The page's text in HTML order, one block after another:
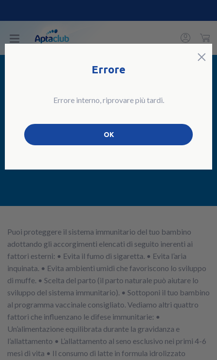
Come prevenire le
allergie e rafforzare il
Puoi proteggere il sistema immunitario del tuo bambino
adottando gli accorgimenti elencati di seguito inerenti ai
fattori esterni: • Evita il fumo di sigaretta. • Evita l’aria
inquinata. • Evita ambienti umidi che favoriscono lo sviluppo
di muffe. • Scelta del parto (il parto naturale può aiutare lo
sviluppo del sistema immunitario). • Sottoponi il tuo bambino
al programma vaccinale consigliato. Vediamo altri quattro
fattori che influenzano le difese immunitarie: •
Un’alimentazione equilibrata durante la gravidanza e
l’allattamento • L’allattamento al seno esclusivo nei primi 4-6
mesi di vita • Il consumo di latte in formula idrolizzato
×
Errore
Errore interno, riprovare più tardi.
OK